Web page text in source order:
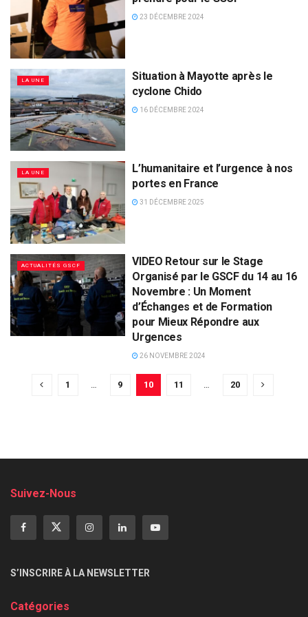
23 DÉCEMBRE 2024
LA UNE
Situation à Mayotte après le
cyclone Chido
16 DÉCEMBRE 2024
LA UNE
L’humanitaire et l’urgence à nos
portes en France
31 DÉCEMBRE 2025
ACTUALITÉS GSCF
VIDEO Retour sur le Stage
Organisé par le GSCF du 14 au 16
Novembre : Un Moment
d’Échanges et de Formation
pour Mieux Répondre aux
Urgences
26 NOVEMBRE 2024
1 9 10 11 20
Suivez-Nous
S’INSCRIRE À LA NEWSLETTER
Catégories